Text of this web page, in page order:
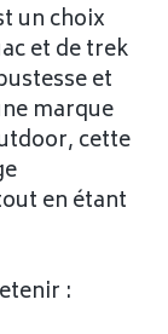
un choix
et de trek
et
marque
cette
en étant
: